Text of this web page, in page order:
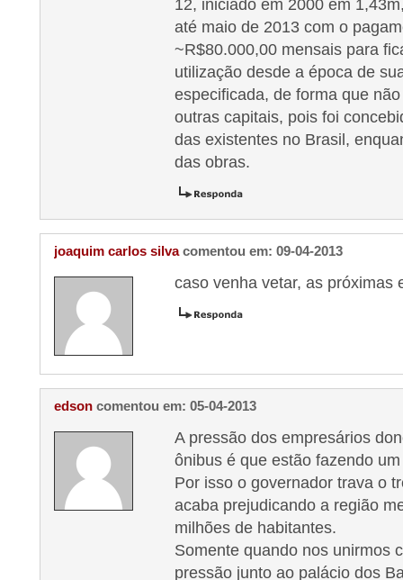
12, iniciado em 2000 em
até maio de 2013 com o
~R$80.000,00 mensais para
utilização desde a época de
especificada, de forma que
outras capitais, pois foi
das existentes no Brasil,
das obras.
joaquim carlos silva comentou em: 09-04-2013
caso venha vetar, as próximas
edson comentou em: 05-04-2013
A pressão dos empresários
ônibus é que estão fazendo
Por isso o governador trava o
acaba prejudicando a região
milhões de habitantes.
Somente quando nos unirmos
pressão junto ao palácio dos